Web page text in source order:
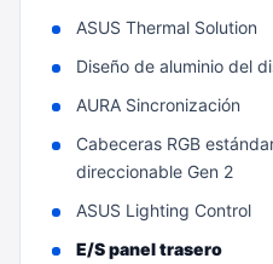
ASUS Thermal Solution
Diseño de aluminio del
AURA Sincronización
Cabeceras RGB
direccionable Gen 2
ASUS Lighting Control
E/S panel trasero